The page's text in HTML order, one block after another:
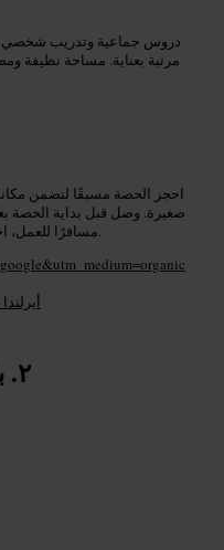
دروس جماعية وتدريب شخصي
مرتبة بعناية. مساحة نظيفة
احجز الحصة مسبقًا لتضمن
صغيرة. وصل قبل بداية
مسافرًا للعمل، اختر حصة قصيرة صباحًا أو بين الاجتماعات.
19 ويليام ست إس، دبلن، D02 KV76، أيرلندا